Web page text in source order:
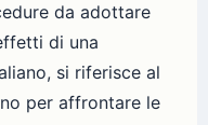
da adottare
di una
si riferisce al
per affrontare le